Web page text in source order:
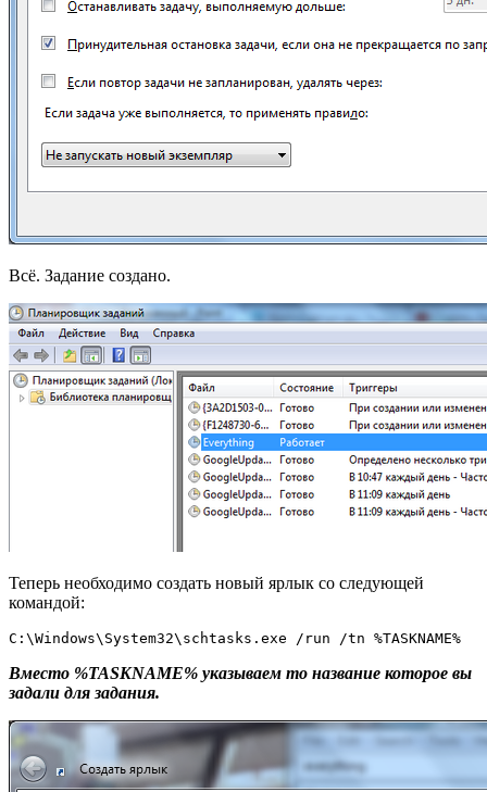
Всё. Задание создано.
Теперь необходимо создать новый ярлык со следующей
командой:
C:\Windows\System32\schtasks.exe /run /tn %TASKNAME%
Вместо %TASKNAME% указываем то название которое вы
задали для задания.